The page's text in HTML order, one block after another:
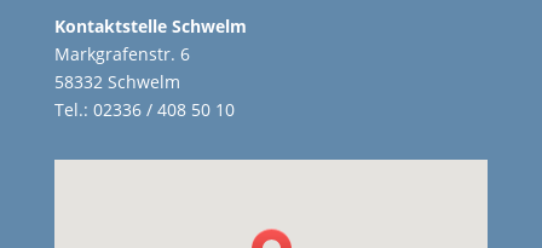
Kontaktstelle Schwelm
Markgrafenstr. 6
58332 Schwelm
Tel.: 02336 / 408 50 10